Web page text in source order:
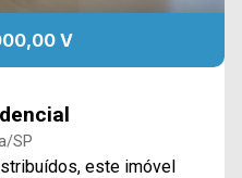
V
SP
este imóvel